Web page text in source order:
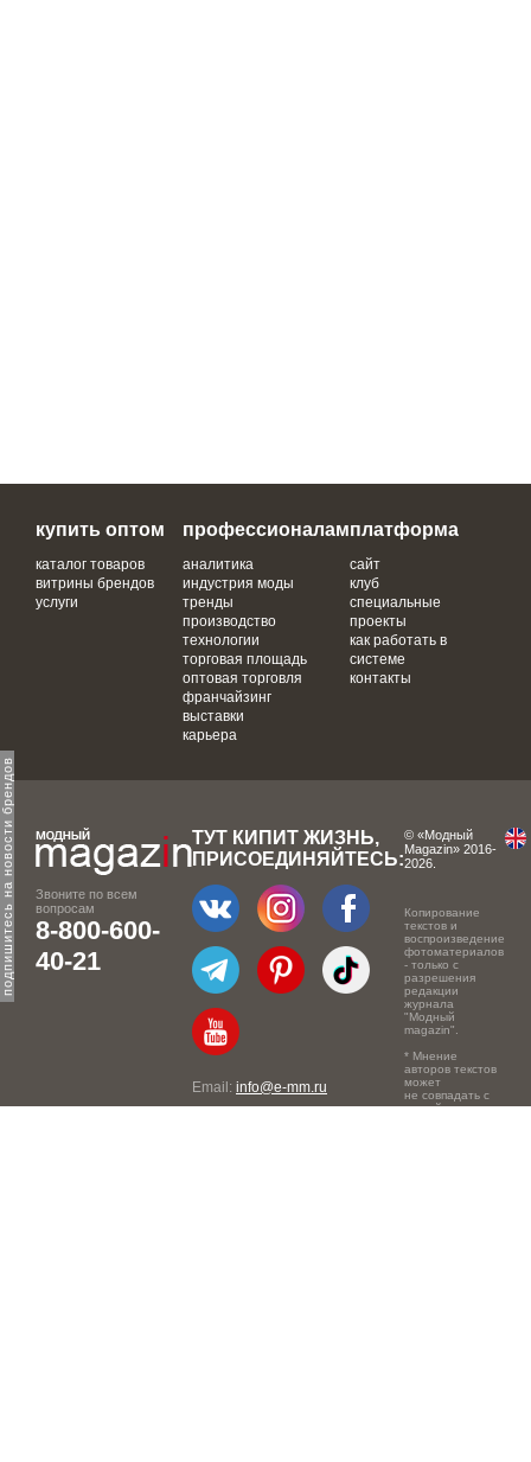
подпишитесь на новости брендов
купить оптом
каталог товаров
витрины брендов
услуги
профессионалам
аналитика
индустрия моды
тренды
производство
технологии
торговая площадь
оптовая торговля
франчайзинг
выставки
карьера
платформа
сайт
клуб
специальные
проекты
как работать в
системе
контакты
Звоните по всем
вопросам
8-800-600-
40-21
ТУТ КИПИТ ЖИЗНЬ,
ПРИСОЕДИНЯЙТЕСЬ:
Email: info@e-mm.ru
© «Модный
Magazin» 2016-
2026.
Копирование
текстов и
воспроизведение
фотоматериалов
- только с
разрешения
редакции
журнала
"Модный
magazin".
* Мнение
авторов текстов
может
не совпадать с
точкой зрения